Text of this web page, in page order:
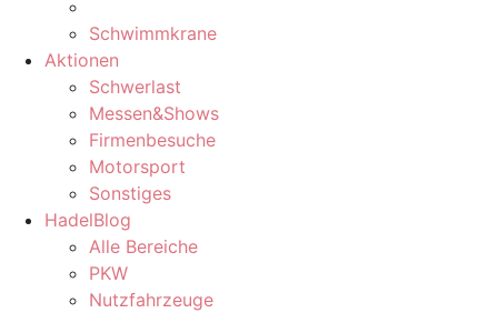
Schwimmkrane
Aktionen
Schwerlast
Messen&Shows
Firmenbesuche
Motorsport
Sonstiges
HadelBlog
Alle Bereiche
PKW
Nutzfahrzeuge